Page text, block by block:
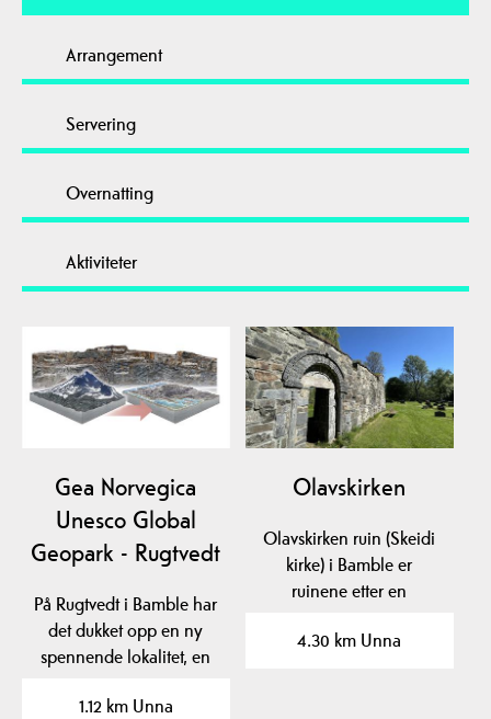
Arrangement
Servering
Overnatting
Aktiviteter
Gea Norvegica
Unesco Global
Geopark - Rugtvedt
På Rugtvedt i Bamble har
det dukket opp en ny
spennende lokalitet, en
1.12 km Unna
Olavskirken
Olavskirken ruin (Skeidi
kirke) i Bamble er
ruinene etter en
4.30 km Unna